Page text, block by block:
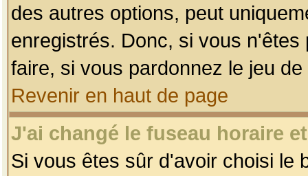
des autres options, peut
enregistrés. Donc, si vous
faire, si vous pardonnez le jeu
Revenir en haut de page
J'ai changé le fuseau horaire
Si vous êtes sûr d'avoir choisi le